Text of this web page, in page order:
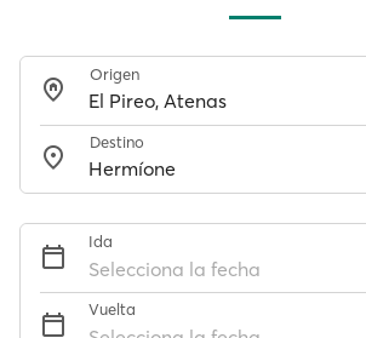
Origen
Destino
Ida
Selecciona la fecha
Vuelta